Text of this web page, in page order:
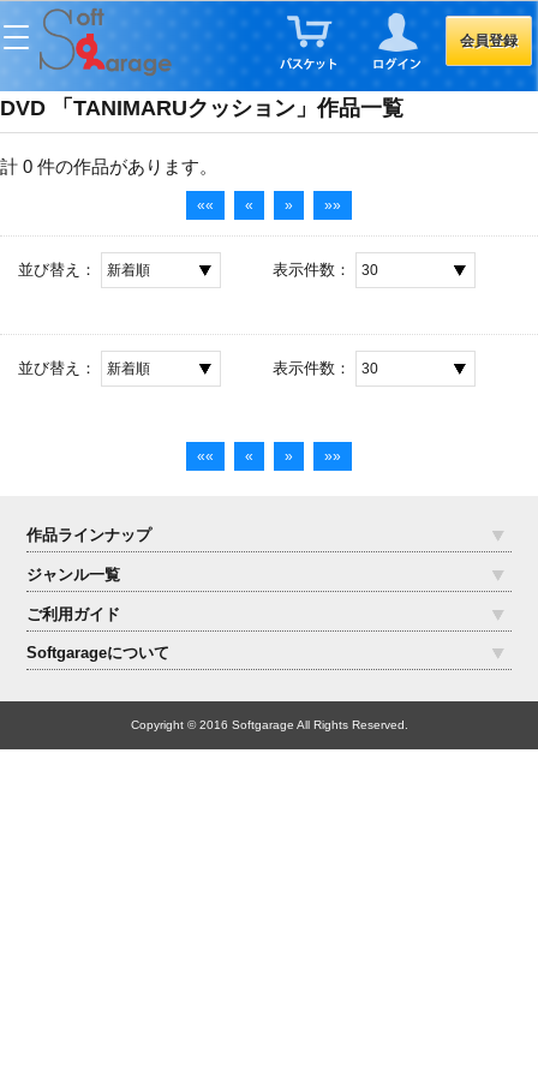
会員登録
DVD 「TANIMARUクッション」作品一覧
計 0 件の作品があります。
«« « » »»
並び替え： 表示件数：
並び替え： 表示件数：
«« « » »»
作品ラインナップ
ジャンル一覧
ご利用ガイド
Softgarageについて
Copyright © 2016 Softgarage All Rights Reserved.